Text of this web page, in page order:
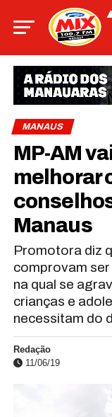
MANAUS
MP-AM
melhorar
Manaus
Promotora diz
comprovam
na qual se
crianças e
necessitam do
Redação
11/06/19